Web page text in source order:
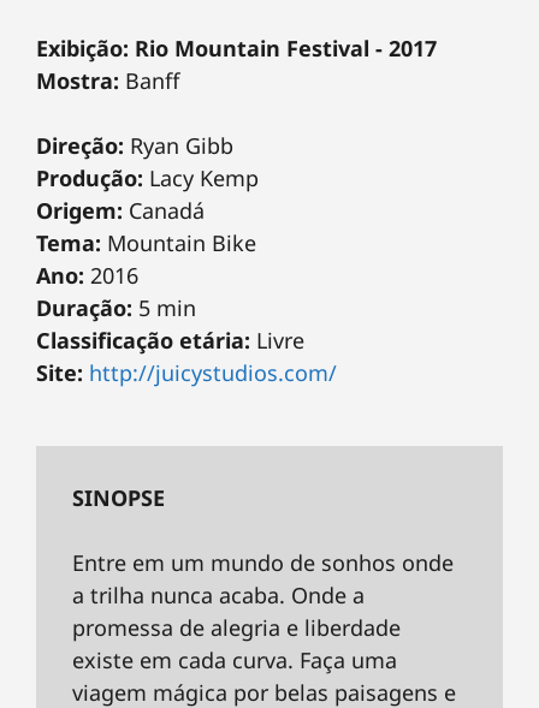
Exibição: Rio Mountain Festival - 2017
Mostra: Banff
Direção: Ryan Gibb
Produção: Lacy Kemp
Origem: Canadá
Tema: Mountain Bike
Ano: 2016
Duração: 5 min
Classificação etária: Livre
Site: http://juicystudios.com/
SINOPSE
Entre em um mundo de sonhos onde
a trilha nunca acaba. Onde a
promessa de alegria e liberdade
existe em cada curva. Faça uma
viagem mágica por belas paisagens e